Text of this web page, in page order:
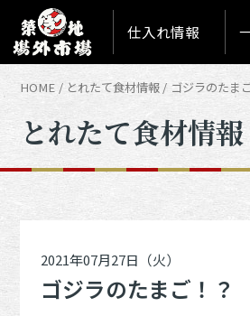
仕入れ情報
HOME とれたて食材情報
とれたて食材情報
2021年07月27日（火）
ゴジラのたまご！？